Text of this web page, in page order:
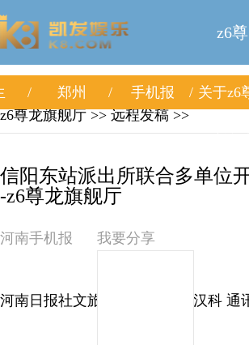
z6
郑州 手机报 关于z6
z6尊龙旗舰厅 >> 远程发稿 >>
信阳东站派出所联合多单位
-z6尊龙旗舰厅
河南手机报 我要分享
河南日报社文旅全媒体中心 胡汉科 通